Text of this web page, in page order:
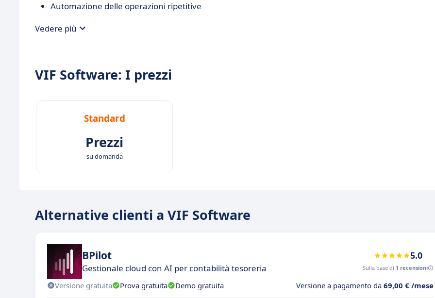
Automazione delle operazioni ripetitive
Vedere più
VIF Software: I prezzi
Standard
Prezzi
su domanda
Alternative clienti a VIF Software
BPilot
Gestionale cloud con AI per contabilità tesoreria
5.0
Sulla base di 1 recensioni
Versione gratuita Prova gratuita Demo gratuita Versione a pagamento da 69,00 € /mese